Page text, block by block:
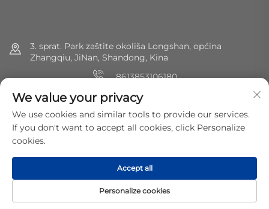
3. sprat. Park zaštite okoliša Longshan, općina
Zhangqiu, JiNan, Shandong, Kina
8613853106180
+86 (0) 531 8891 0288
[email protected]
Autorska prava © 2025 MirShine Environmental Protection
Technology Co., Ltd. Sva prava pridržana.
POČETNA
We value your privacy
We use cookies and similar tools to provide our services.
If you don't want to accept all cookies, click Personalize
cookies.
Personalize cookies
Accept all